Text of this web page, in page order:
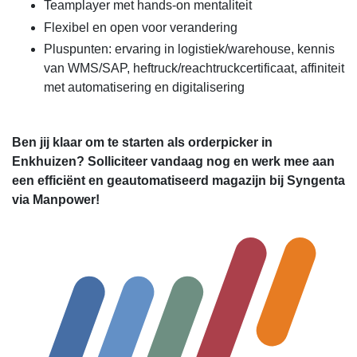
Teamplayer met hands-on mentaliteit
Flexibel en open voor verandering
Pluspunten: ervaring in logistiek/warehouse, kennis
van WMS/SAP, heftruck/reachtruckcertificaat, affiniteit
met automatisering en digitalisering
Ben jij klaar om te starten als orderpicker in
Enkhuizen? Solliciteer vandaag nog en werk mee aan
een efficiënt en geautomatiseerd magazijn bij Syngenta
via Manpower!